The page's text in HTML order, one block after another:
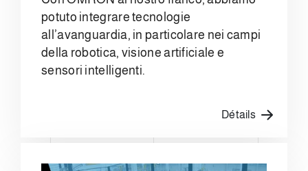
potuto integrare tecnologie
all’avanguardia, in particolare nei campi
della robotica, visione artificiale e
sensori intelligenti.
Détails